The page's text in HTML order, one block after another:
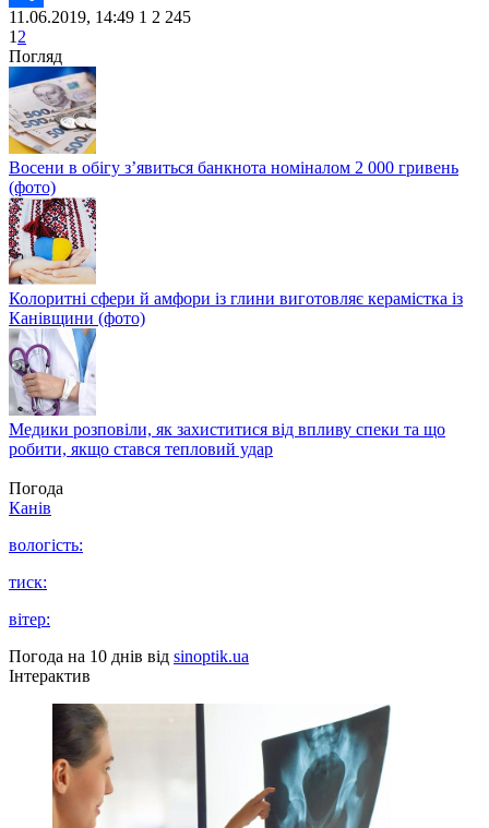
Share
11.06.2019, 14:49 1 2 245
1 2
Погляд
Восени в обігу з’явиться банкнота номіналом 2 000 гривень
(фото)
Колоритні сфери й амфори із глини виготовляє керамістка із
Канівщини (фото)
Медики розповіли, як захиститися від впливу спеки та що
робити, якщо стався тепловий удар
Погода
Канів
вологість:
тиск:
вітер:
Погода на 10 днів від sinoptik.ua
Інтерактив